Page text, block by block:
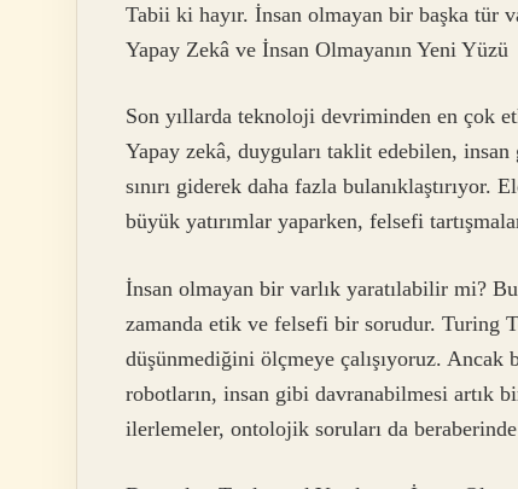
Tabii ki hayır. İnsan olmayan bir başka tür
Yapay Zekâ ve İnsan Olmayanın Yeni Yüzü
Son yıllarda teknoloji devriminden en çok
Yapay zekâ, duyguları taklit edebilen,
sınırı giderek daha fazla
büyük yatırımlar yaparken, felsefi
İnsan olmayan bir varlık yaratılabilir mi?
zamanda etik ve felsefi bir sorudur. Turing
düşünmediğini ölçmeye çalışıyoruz.
robotların, insan gibi davranabilmesi artık
ilerlemeler, ontolojik soruları da